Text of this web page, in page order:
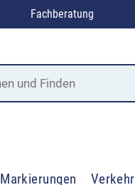
Fachberatung
Markierungen